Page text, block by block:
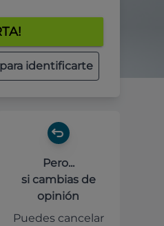
identificarte
Pero...
si cambias de
opinión
Puedes cancelar